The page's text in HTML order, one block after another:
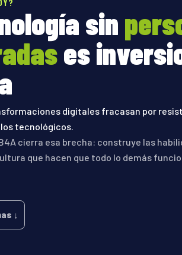
sin
es
digitales fracasan por
tecnológicos.
cierra esa brecha: construye las
que hacen que todo lo demás
↓